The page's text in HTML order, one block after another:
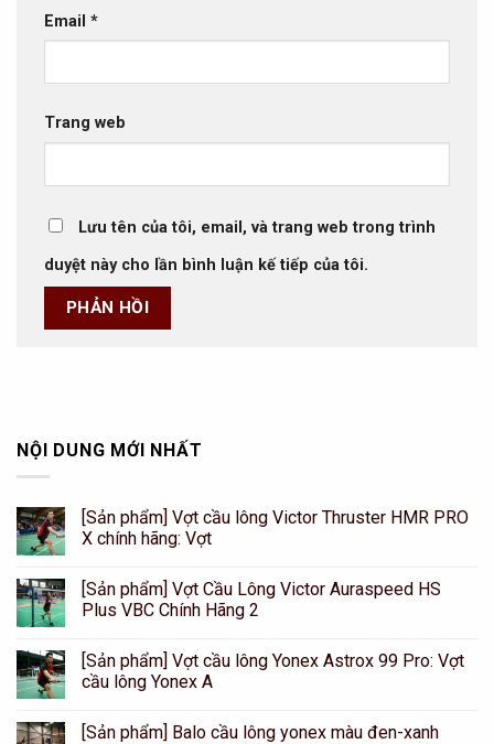
Email *
Trang web
Lưu tên của tôi, email, và trang web trong trình
duyệt này cho lần bình luận kế tiếp của tôi.
NỘI DUNG MỚI NHẤT
[Sản phẩm] Vợt cầu lông Victor Thruster HMR PRO
X chính hãng: Vợt
[Sản phẩm] Vợt Cầu Lông Victor Auraspeed HS
Plus VBC Chính Hãng 2
[Sản phẩm] Vợt cầu lông Yonex Astrox 99 Pro: Vợt
cầu lông Yonex A
[Sản phẩm] Balo cầu lông yonex màu đen-xanh